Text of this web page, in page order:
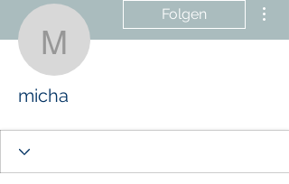
micha
Folgen
micha